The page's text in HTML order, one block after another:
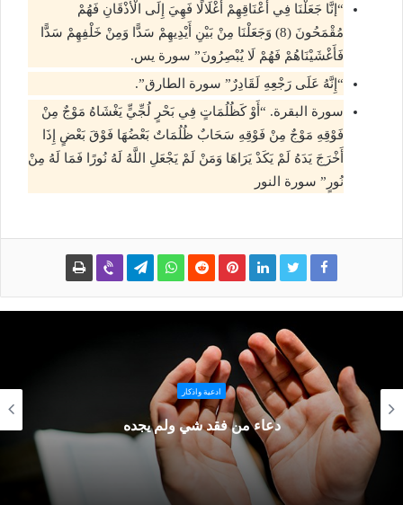
“إنَّا جَعَلْنَا فِي أَعْنَاقِهِمْ أَغْلَالًا فَهِيَ إِلَى الْأَذْقَانِ فَهُمْ
مُقْمَحُونَ (8) وَجَعَلْنَا مِنْ بَيْنِ أَيْدِيهِمْ سَدًّا وَمِنْ خَلْفِهِمْ سَدًّا
فَأَغْشَيْنَاهُمْ فَهُمْ لَا يُبْصِرُونَ” سورة يس.
“إِنَّهُ عَلَى رَجْعِهِ لَقَادِرٌ” سورة الطارق”.
سورة البقرة. “أَوْ كَظُلُمَاتٍ فِي بَحْرٍ لُجِّيٍّ يَغْشَاهُ مَوْجٌ مِنْ
فَوْقِهِ مَوْجٌ مِنْ فَوْقِهِ سَحَابٌ ظُلُمَاتٌ بَعْضُهَا فَوْقَ بَعْضٍ إِذَا
أَخْرَجَ يَدَهُ لَمْ يَكَدْ يَرَاهَا وَمَنْ لَمْ يَجْعَلِ اللَّهُ لَهُ نُورًا فَمَا لَهُ مِنْ
نُورٍ” سورة النور
القران الكريم
ما هي السورة التي تُقرأ عند ضياع شيء